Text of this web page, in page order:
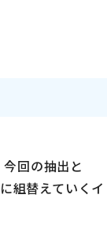
回の抽出と
組替えていくイ